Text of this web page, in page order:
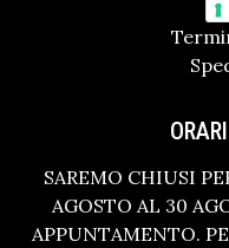
SAREMO CHIUSI
AGOSTO AL 30
APPUNTAMENTO.